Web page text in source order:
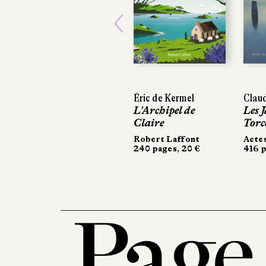
Éric de Kermel
L'Archipel de
Claire
Robert Laffont
240 pages, 20 €
Les
Actes
416
Claudie
Les
Actes
416
Previous